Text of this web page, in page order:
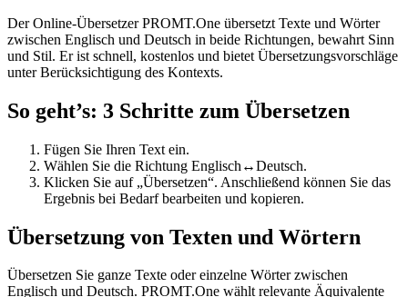
Der Online-Übersetzer PROMT.One übersetzt Texte und Wörter
zwischen Englisch und Deutsch in beide Richtungen, bewahrt Sinn
und Stil. Er ist schnell, kostenlos und bietet Übersetzungsvorschläge
unter Berücksichtigung des Kontexts.
So geht’s: 3 Schritte zum Übersetzen
Fügen Sie Ihren Text ein.
Wählen Sie die Richtung Englisch↔Deutsch.
Klicken Sie auf „Übersetzen“. Anschließend können Sie das
Ergebnis bei Bedarf bearbeiten und kopieren.
Übersetzung von Texten und Wörtern
Übersetzen Sie ganze Texte oder einzelne Wörter zwischen
Englisch und Deutsch. PROMT.One wählt relevante Äquivalente